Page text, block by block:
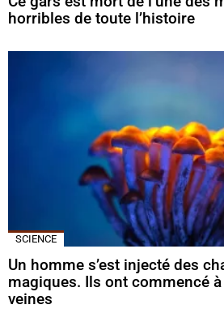
horribles de toute l’histoire
SCIENCE
Un homme s’est injecté des
magiques. Ils ont commencé
veines